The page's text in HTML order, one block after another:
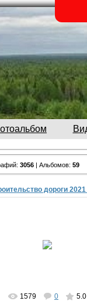
3056 | Альбомов: 59
дороги 2021
1579 0 5.0